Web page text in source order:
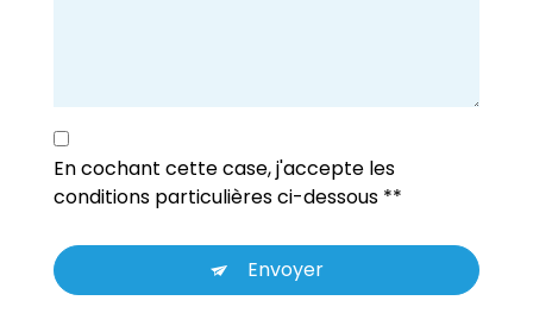
En cochant cette case, j'accepte les
conditions particulières ci-dessous **
Envoyer